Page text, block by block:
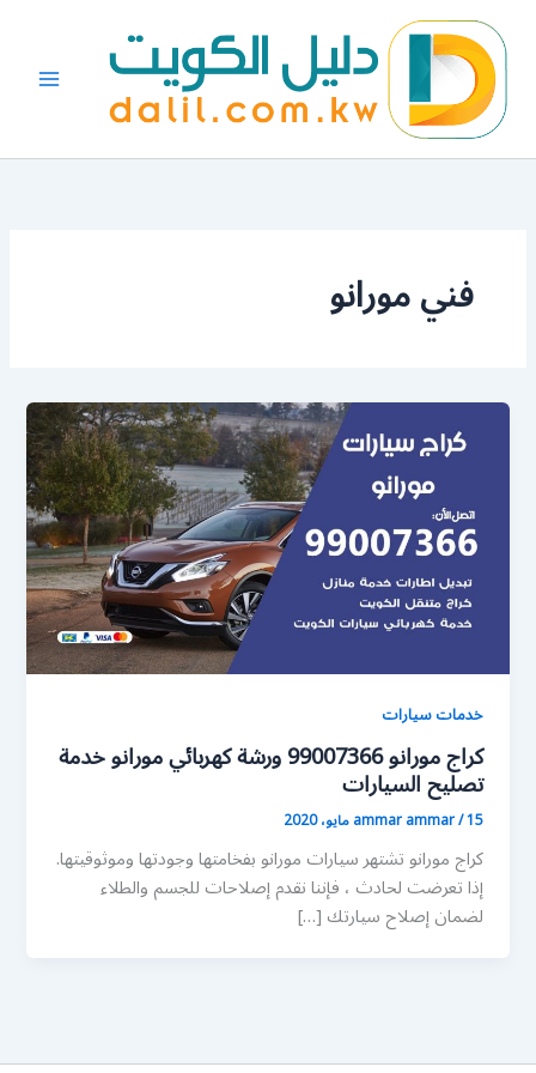
المحتوى
فني مورانو
خدمات سيارات
كراج مورانو 99007366 ورشة كهربائي مورانو خدمة
تصليح السيارات
ammar ammar/15 مايو، 2020
كراج مورانو تشتهر سيارات مورانو بفخامتها وجودتها وموثوقيتها.
إذا تعرضت لحادث ، فإننا نقدم إصلاحات للجسم والطلاء
لضمان إصلاح سيارتك […]